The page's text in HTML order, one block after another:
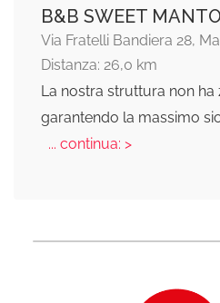
B&B SWEET
Via Fratelli Bandiera 28,
Distanza: 26,0 km
La nostra struttura non
garantendo la massimo
... continua: >